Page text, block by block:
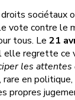
sociétaux
vote contre le
tous. Le 21
regrette ce
les attentes
en
propres